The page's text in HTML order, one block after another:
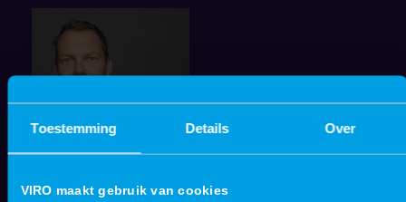
Toestemming Details Over
VIRO maakt gebruik van cookies